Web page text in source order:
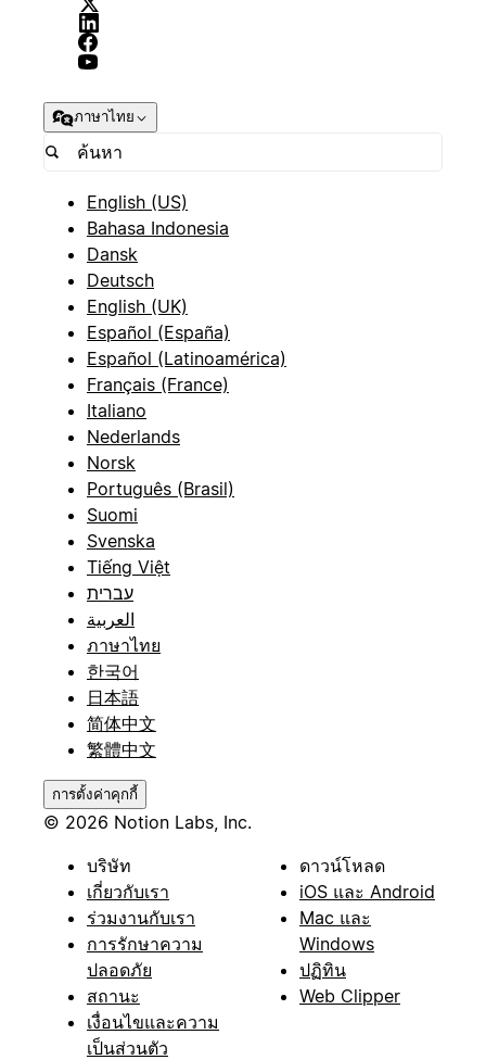
ภาษาไทย
English (US)
Bahasa Indonesia
Dansk
Deutsch
English (UK)
Español (España)
Español (Latinoamérica)
Français (France)
Italiano
Nederlands
Norsk
Português (Brasil)
Suomi
Svenska
Tiếng Việt
עברית
العربية
ภาษาไทย
한국어
日本語
简体中文
繁體中文
การตั้งค่าคุกกี้
© 2026 Notion Labs, Inc.
บริษัท
เกี่ยวกับเรา
ร่วมงานกับเรา
การรักษาความ
ปลอดภัย
สถานะ
เงื่อนไขและความ
เป็นส่วนตัว
ดาวน์โหลด
iOS และ Android
Mac และ
Windows
ปฏิทิน
Web Clipper